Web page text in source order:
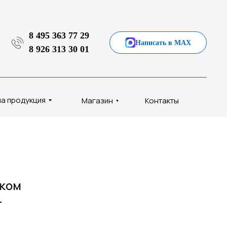
8 495 363 77 29
8 926 313 30 01
Написать в MAX
продукция Контакты
Магазин